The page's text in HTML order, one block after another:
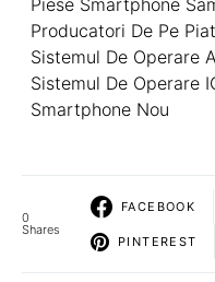
Piese Smartphone
Producatori De Pe
Sistemul De Operare
Sistemul De Operare
Smartphone Nou
0
Shares
FACEBOOK
PINTEREST